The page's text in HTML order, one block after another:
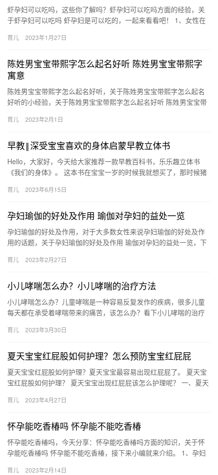
虾孕妇可以吃吗，这些你了解吗？虾孕妇可以吃吗方面的经验，关
于虾孕妇可以吃吗 虾孕妇是可以吃的，一起来看看吧！ 1、女性在
可…
育儿 2023年1月27日
陈姓男宝宝带熙字怎么起名好听 陈姓男宝宝带熙字
寓意
陈姓男宝宝带熙字怎么起名好听，关于陈姓男宝宝带熙字怎么起名
好听的小经验，关于陈姓男宝宝带熙字怎么起名好听 陈姓男宝宝带
兴…
育儿 2023年2月1日
早教‖深受宝宝喜欢的身体启蒙早教立体书
Hello，大家好，今天给大家推荐一款早教百科书，乐乐趣立体书
《我们的身体》。 这本书在宝宝一岁的时候我就想买了，那时候猪
育儿 2023年6月15日
孕妇瑜伽的好处及作用 瑜伽对孕妇的益处一览
孕妇瑜伽的好处及作用，对于大多数女性来说孕妇瑜伽的好处及作
用的话题，关于孕妇瑜伽的好处及作用 瑜伽对孕妇的益处一览，下
育儿 2023年2月27日
小儿哮喘怎么办？小儿哮喘的治疗方法
小儿哮喘怎么办？儿童哮喘是一种容易反复发作的疾病，很多儿童
每天都在承受着哮喘带来的痛苦，该怎么办？看下小儿哮喘的治疗
长…
育儿 2023年3月30日
夏天宝宝红屁股如何护理？怎么预防宝宝红屁屁
夏天宝宝红屁股如何护理？夏天宝宝最容易出现红屁屁了。 夏天宝
宝红屁股如何护理？ 夏天宝宝出现红屁屁该怎么护理呢？ 一、夏天
育儿 2023年4月27日
怀孕能吃香椿吗 怀孕能不能吃香椿
怀孕能吃香椿吗，今天分享：怀孕能吃香椿吗方面的知识，关于怀
孕能吃香椿吗 怀孕能不能吃香椿，接下来小编就来介绍。 1、孕妇
育儿 2023年2月14日